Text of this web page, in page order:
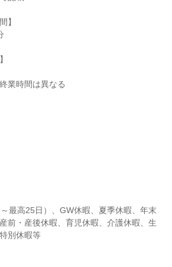
】
業時間は異なる
最高25日）、GW休暇、夏季休暇、年末
前・産後休暇、育児休暇、介護休暇、生
別休暇等